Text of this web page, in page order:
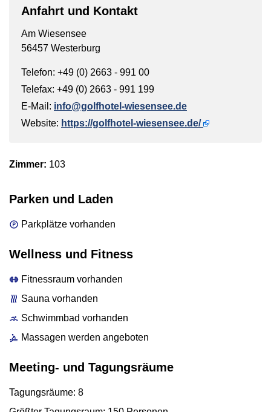
Anfahrt und Kontakt
Am Wiesensee
56457 Westerburg
Telefon: +49 (0) 2663 - 991 00
Telefax: +49 (0) 2663 - 991 199
E-Mail: info@golfhotel-wiesensee.de
Website: https://golfhotel-wiesensee.de/
Zimmer: 103
Parken und Laden
Parkplätze vorhanden
Wellness und Fitness
Fitnessraum vorhanden
Sauna vorhanden
Schwimmbad vorhanden
Massagen werden angeboten
Meeting- und Tagungsräume
Tagungsräume: 8